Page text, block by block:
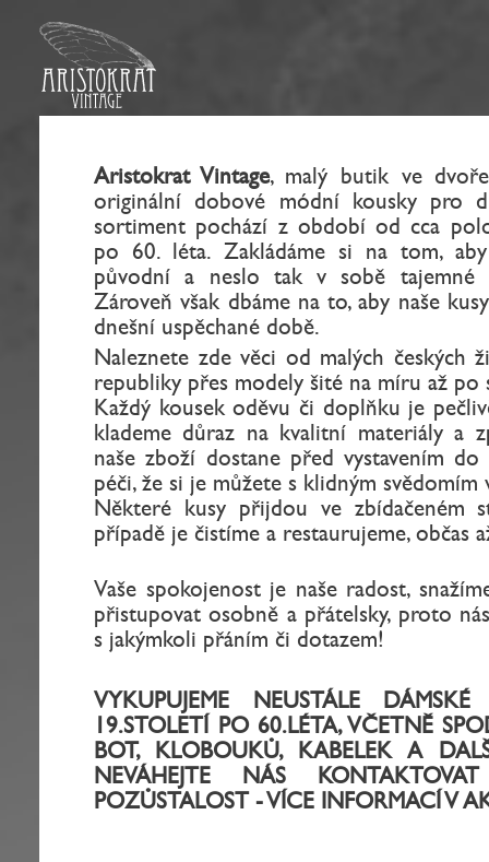
Aristokrat Vintage, malý butik ve
originální dobové módní kousky pro
sortiment pochází z období od cca
po 60. léta. Zakládáme si na tom,
původní a neslo tak v sobě tajemné
Zároveň však dbáme na to, aby naše
dnešní uspěchané době.
Naleznete zde věci od malých českých
republiky přes modely šité na míru až po
Každý kousek oděvu či doplňku je
klademe důraz na kvalitní materiály a
naše zboží dostane před vystavením
péči, že si je můžete s klidným svědomím
Některé kusy přijdou ve zbídačeném
případě je čistíme a restaurujeme, občas
Vaše spokojenost je naše radost,
přistupovat osobně a přátelsky, proto
s jakýmkoli přáním či dotazem!
VYKUPUJEME NEUSTÁLE
19.STOLETÍ PO 60.LÉTA, VČETNĚ
BOT, KLOBOUKŮ, KABELEK A
NEVÁHEJTE NÁS
POZŮSTALOST - VÍCE INFORMACÍ V